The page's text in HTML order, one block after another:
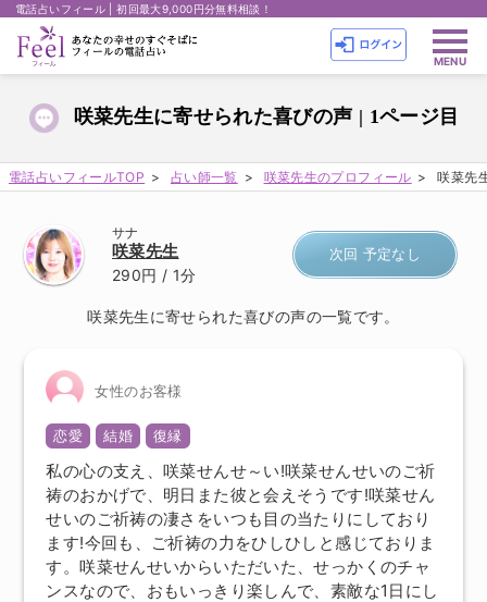
電話占いフィール | 初回最大9,000円分無料相談！
咲菜先生に寄せられた喜びの声 | 1ページ目
電話占いフィールTOP 占い師一覧 咲菜先生のプロフィール 咲菜先
サナ
咲菜先生
290円 / 1分
次回 予定なし
咲菜先生に寄せられた喜びの声の一覧です。
女性のお客様
恋愛 結婚 復縁
私の心の支え、咲菜せんせ～い!咲菜せんせいのご祈
祷のおかげで、明日また彼と会えそうです!咲菜せん
せいのご祈祷の凄さをいつも目の当たりにしており
ます!今回も、ご祈祷の力をひしひしと感じておりま
す。咲菜せんせいからいただいた、せっかくのチャ
ンスなので、おもいっきり楽しんで、素敵な1日にし